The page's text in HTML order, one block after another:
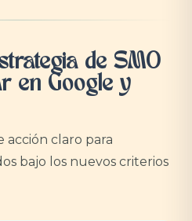
de SMO
en Google y
claro para
bajo los nuevos criterios